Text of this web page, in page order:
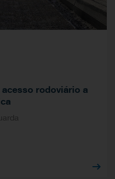
rodoviário a